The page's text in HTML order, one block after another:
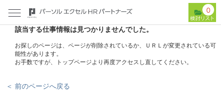
0
該当する仕事情報は見つかりませんでした。
お探しのページは、ページが削除されているか、ＵＲＬが変更されている可
能性があります。
お手数ですが、トップページより再度アクセスし直してください。
＜ 前のページへ戻る